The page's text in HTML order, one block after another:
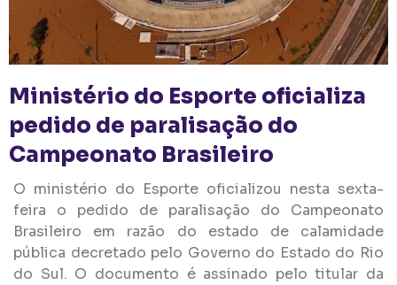
Ministério do Esporte oficializa
pedido de paralisação do
Campeonato Brasileiro
O ministério do Esporte oficializou nesta sexta-
feira o pedido de paralisação do Campeonato
Brasileiro em razão do estado de calamidade
pública decretado pelo Governo do Estado do Rio
do Sul. O documento é assinado pelo titular da